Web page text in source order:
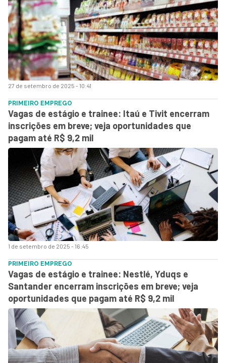
27 de setembro de 2025 - 10:41
1 de setembro de 2025 - 16:45
PRIMEIRO EMPREGO
Vagas de estágio e trainee: Itaú e Tivit encerram
inscrições em breve; veja oportunidades que
pagam até R$ 9,2 mil
PRIMEIRO EMPREGO
Vagas de estágio e trainee: Nestlé, Yduqs e
Santander encerram inscrições em breve; veja
oportunidades que pagam até R$ 9,2 mil